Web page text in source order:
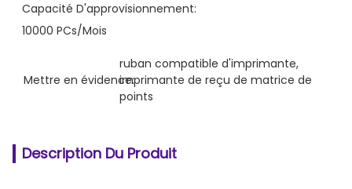
Capacité D'approvisionnement:
10000 PCs/mois
Mettre en évidence:
ruban compatible d'imprimante,
imprimante de reçu de matrice de
points
Description Du Produit